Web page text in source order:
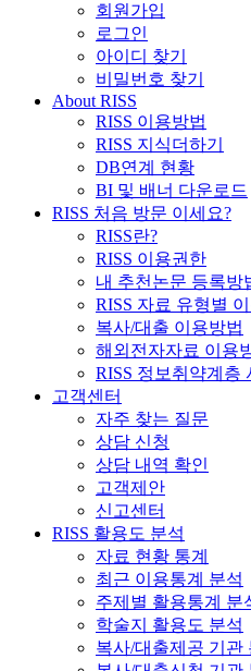
회원가입
로그인
아이디 찾기
비밀번호 찾기
About RISS
RISS 이용방법
RISS 지식더하기
DB연계 현황
BI 및 배너 다운로드
RISS 처음 방문 이세요?
RISS란?
RISS 이용권한
내 추천논문 등록방
RISS 자료 유형별
복사/대출 이용방법
해외전자자료 이용
RISS 정보취약계층
고객센터
자주 찾는 질문
상담 신청
상담 내역 확인
고객제안
신고센터
RISS 활용도 분석
자료 현황 통계
최근 이용통계 분석
주제별 활용통계 분
학술지 활용도 분석
복사/대출제공 기관